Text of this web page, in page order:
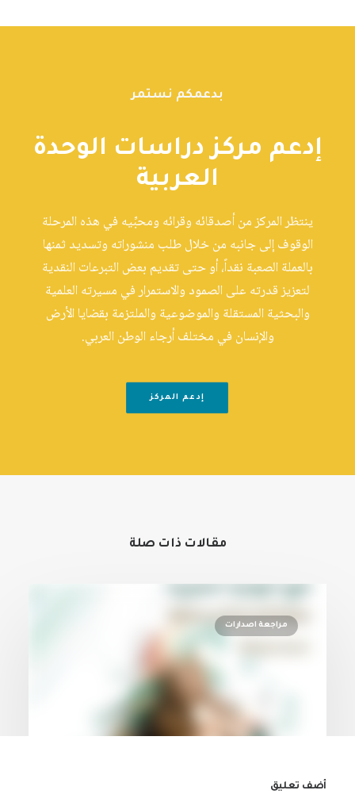
بدعمكم نستمر
إدعم مركز دراسات الوحدة
العربية
ينتظر المركز من أصدقائه وقرائه ومحبِّيه في هذه المرحلة
الوقوف إلى جانبه من خلال طلب منشوراته وتسديد ثمنها
بالعملة الصعبة نقداً، أو حتى تقديم بعض التبرعات النقدية
لتعزيز قدرته على الصمود والاستمرار في مسيرته العلمية
والبحثية المستقلة والموضوعية والملتزمة بقضايا الأرض
والإنسان في مختلف أرجاء الوطن العربي.
إدعم المركز
مقالات ذات صلة
مراجعة اصدارات
أضف تعليق